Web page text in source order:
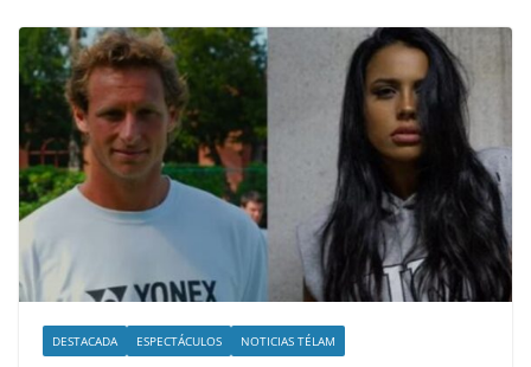
DESTACADA ESPECTÁCULOS NOTICIAS TÉLAM